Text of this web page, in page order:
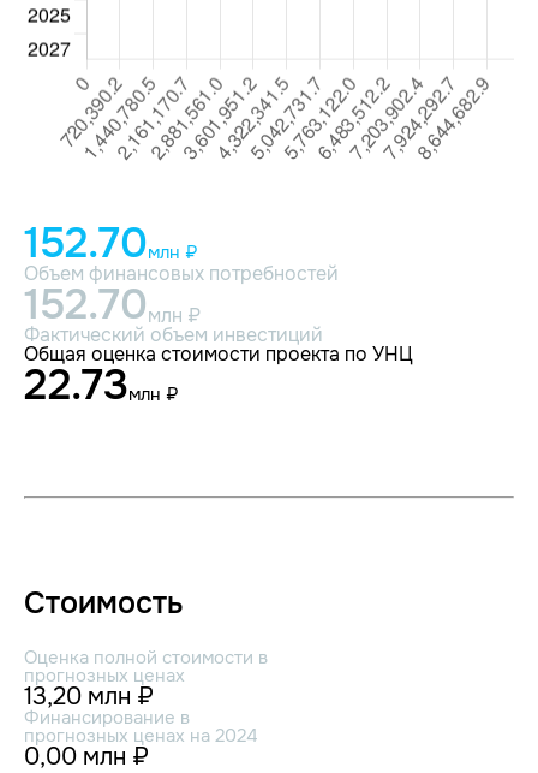
152.70млн ₽
Объем финансовых потребностей
152.70млн ₽
Фактический объем инвестиций
Общая оценка стоимости проекта по УНЦ
22.73млн ₽
Стоимость
Оценка полной стоимости в
прогнозных ценах
13,20 млн ₽
Финансирование в
прогнозных ценах на 2024
0,00 млн ₽